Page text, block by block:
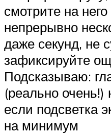
смотрите на
непрерывно
даже секунд, не
зафиксируйте
Подсказываю:
(реально
если подсветка
на минимум